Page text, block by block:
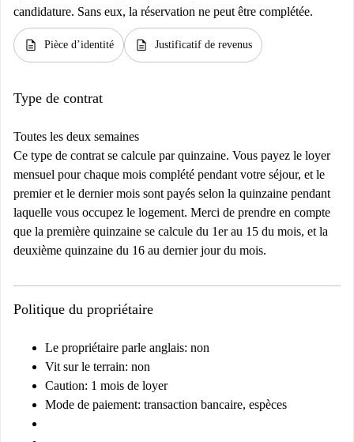
candidature. Sans eux, la réservation ne peut être complétée.
description Pièce d’identité description Justificatif de revenus
Type de contrat
Toutes les deux semaines
Ce type de contrat se calcule par quinzaine. Vous payez le loyer
mensuel pour chaque mois complété pendant votre séjour, et le
premier et le dernier mois sont payés selon la quinzaine pendant
laquelle vous occupez le logement. Merci de prendre en compte
que la première quinzaine se calcule du 1er au 15 du mois, et la
deuxième quinzaine du 16 au dernier jour du mois.
Politique du propriétaire
Le propriétaire parle anglais: non
Vit sur le terrain: non
Caution: 1 mois de loyer
Mode de paiement: transaction bancaire, espèces